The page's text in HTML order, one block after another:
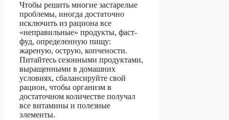
Чтобы решить многие застарелые
проблемы, иногда достаточно
исключить из рациона все
«неправильные» продукты, фаст-
фуд, определенную пищу:
жареную, острую, копчености.
Питайтесь сезонными продуктами,
выращенными в домашних
условиях, сбалансируйте свой
рацион, чтобы организм в
достаточном количестве получал
все витамины и полезные
элементы.